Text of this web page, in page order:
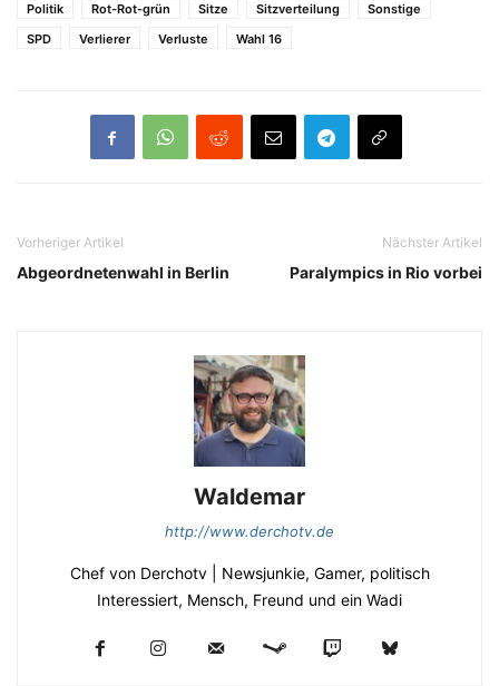
Politik
Rot-Rot-grün Sitze Sitzverteilung
Sonstige
SPD
Verlierer Verluste Wahl 16
Vorheriger Artikel
Abgeordnetenwahl in Berlin
Nächster Artikel
Paralympics in Rio vorbei
Waldemar
http://www.derchotv.de
Chef von Derchotv | Newsjunkie, Gamer, politisch
Interessiert, Mensch, Freund und ein Wadi